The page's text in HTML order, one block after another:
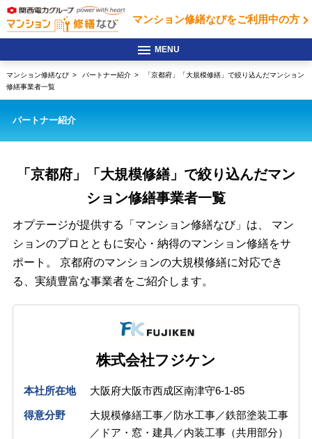
マンション修繕なびをご利用中の方
マンション修繕なび パートナー紹介
「京都府」「大規模修繕」で絞り込んだマンション
修繕事業者一覧
パートナー紹介
「京都府」「大規模修繕」で絞り込んだマン
ション修繕事業者一覧
オプテージが提供する「マンション修繕なび」は、
マン
ションのプロとともに安心・納得のマンション修繕をサ
ポート。
京都府のマンションの大規模修繕に対応でき
る、実績豊富な事業者をご紹介します。
株式会社フジケン
本社所在地 大阪府大阪市西成区南津守6-1-85
得意分野
大規模修繕工事／防水工事／鉄部塗装工事
／ドア・窓・建具／内装工事（共用部分）